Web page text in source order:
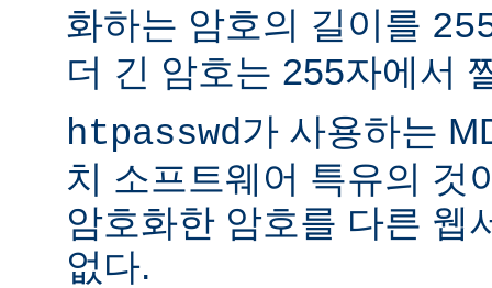
화하는 암호의 길이를
더 긴 암호는 255자에서
htpasswd가 사용하는
치 소프트웨어 특유의 것
암호화한 암호를 다른 웹
없다.